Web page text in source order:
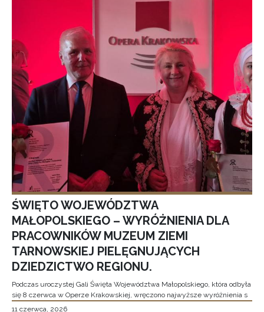
ŚWIĘTO WOJEWÓDZTWA
MAŁOPOLSKIEGO – WYRÓŻNIENIA DLA
PRACOWNIKÓW MUZEUM ZIEMI
TARNOWSKIEJ PIELĘGNUJĄCYCH
DZIEDZICTWO REGIONU.
Podczas uroczystej Gali Święta Województwa Małopolskiego, która odbyła
się 8 czerwca w Operze Krakowskiej, wręczono najwyższe wyróżnienia s
11 czerwca, 2026